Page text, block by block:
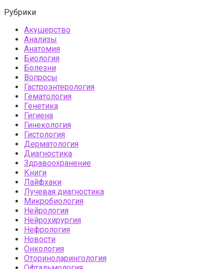
Рубрики
Акушерство
Анализы
Анатомия
Биология
Болезни
Вопросы
Гастроэнтерология
Гематология
Генетика
Гигиена
Гинекология
Гистология
Дерматология
Диагностика
Здравоохранение
Книги
Лайфхаки
Лучевая диагностика
Микробиология
Нейрология
Нейрохирургия
Нефрология
Новости
Онкология
Оториноларингология